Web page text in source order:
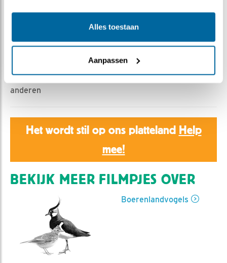
Alles toestaan
Aanpassen
Momentjes 2
Romke Visser | Geplaatst op 22 maart 2023, 6:15 |
Vind ik leuk| Bewaar dit filmpje| 332x
Deze filmtip is ingestuurd door Kookaurra en
anderen
Het wordt stil op ons platteland Help
mee!
BEKIJK MEER FILMPJES OVER
Boerenlandvogels